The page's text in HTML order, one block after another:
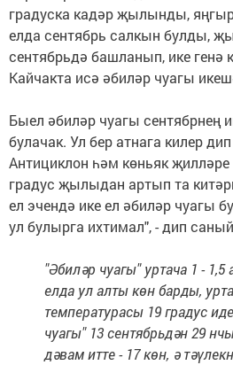
градуска кадәр җылынды,
елда сентябрь салкын булды,
сентябрьдә башланып, ике генә
Кайчакта исә әбиләр чуагы
Быел әбиләр чуагы сентябрнең
булачак. Ул бер атнага килер
Антициклон һәм көньяк җилләре
градус җылыдан артып та
ел эчендә ике ел әбиләр чуагы
ул булырга ихтимал", - дип
"Әбиләр чуагы" уртача 1 -
елда ул алты көн барды,
температурасы 19 градус
чуагы" 13 сентябрьдән 29
дәвам итте - 17 көн, ә